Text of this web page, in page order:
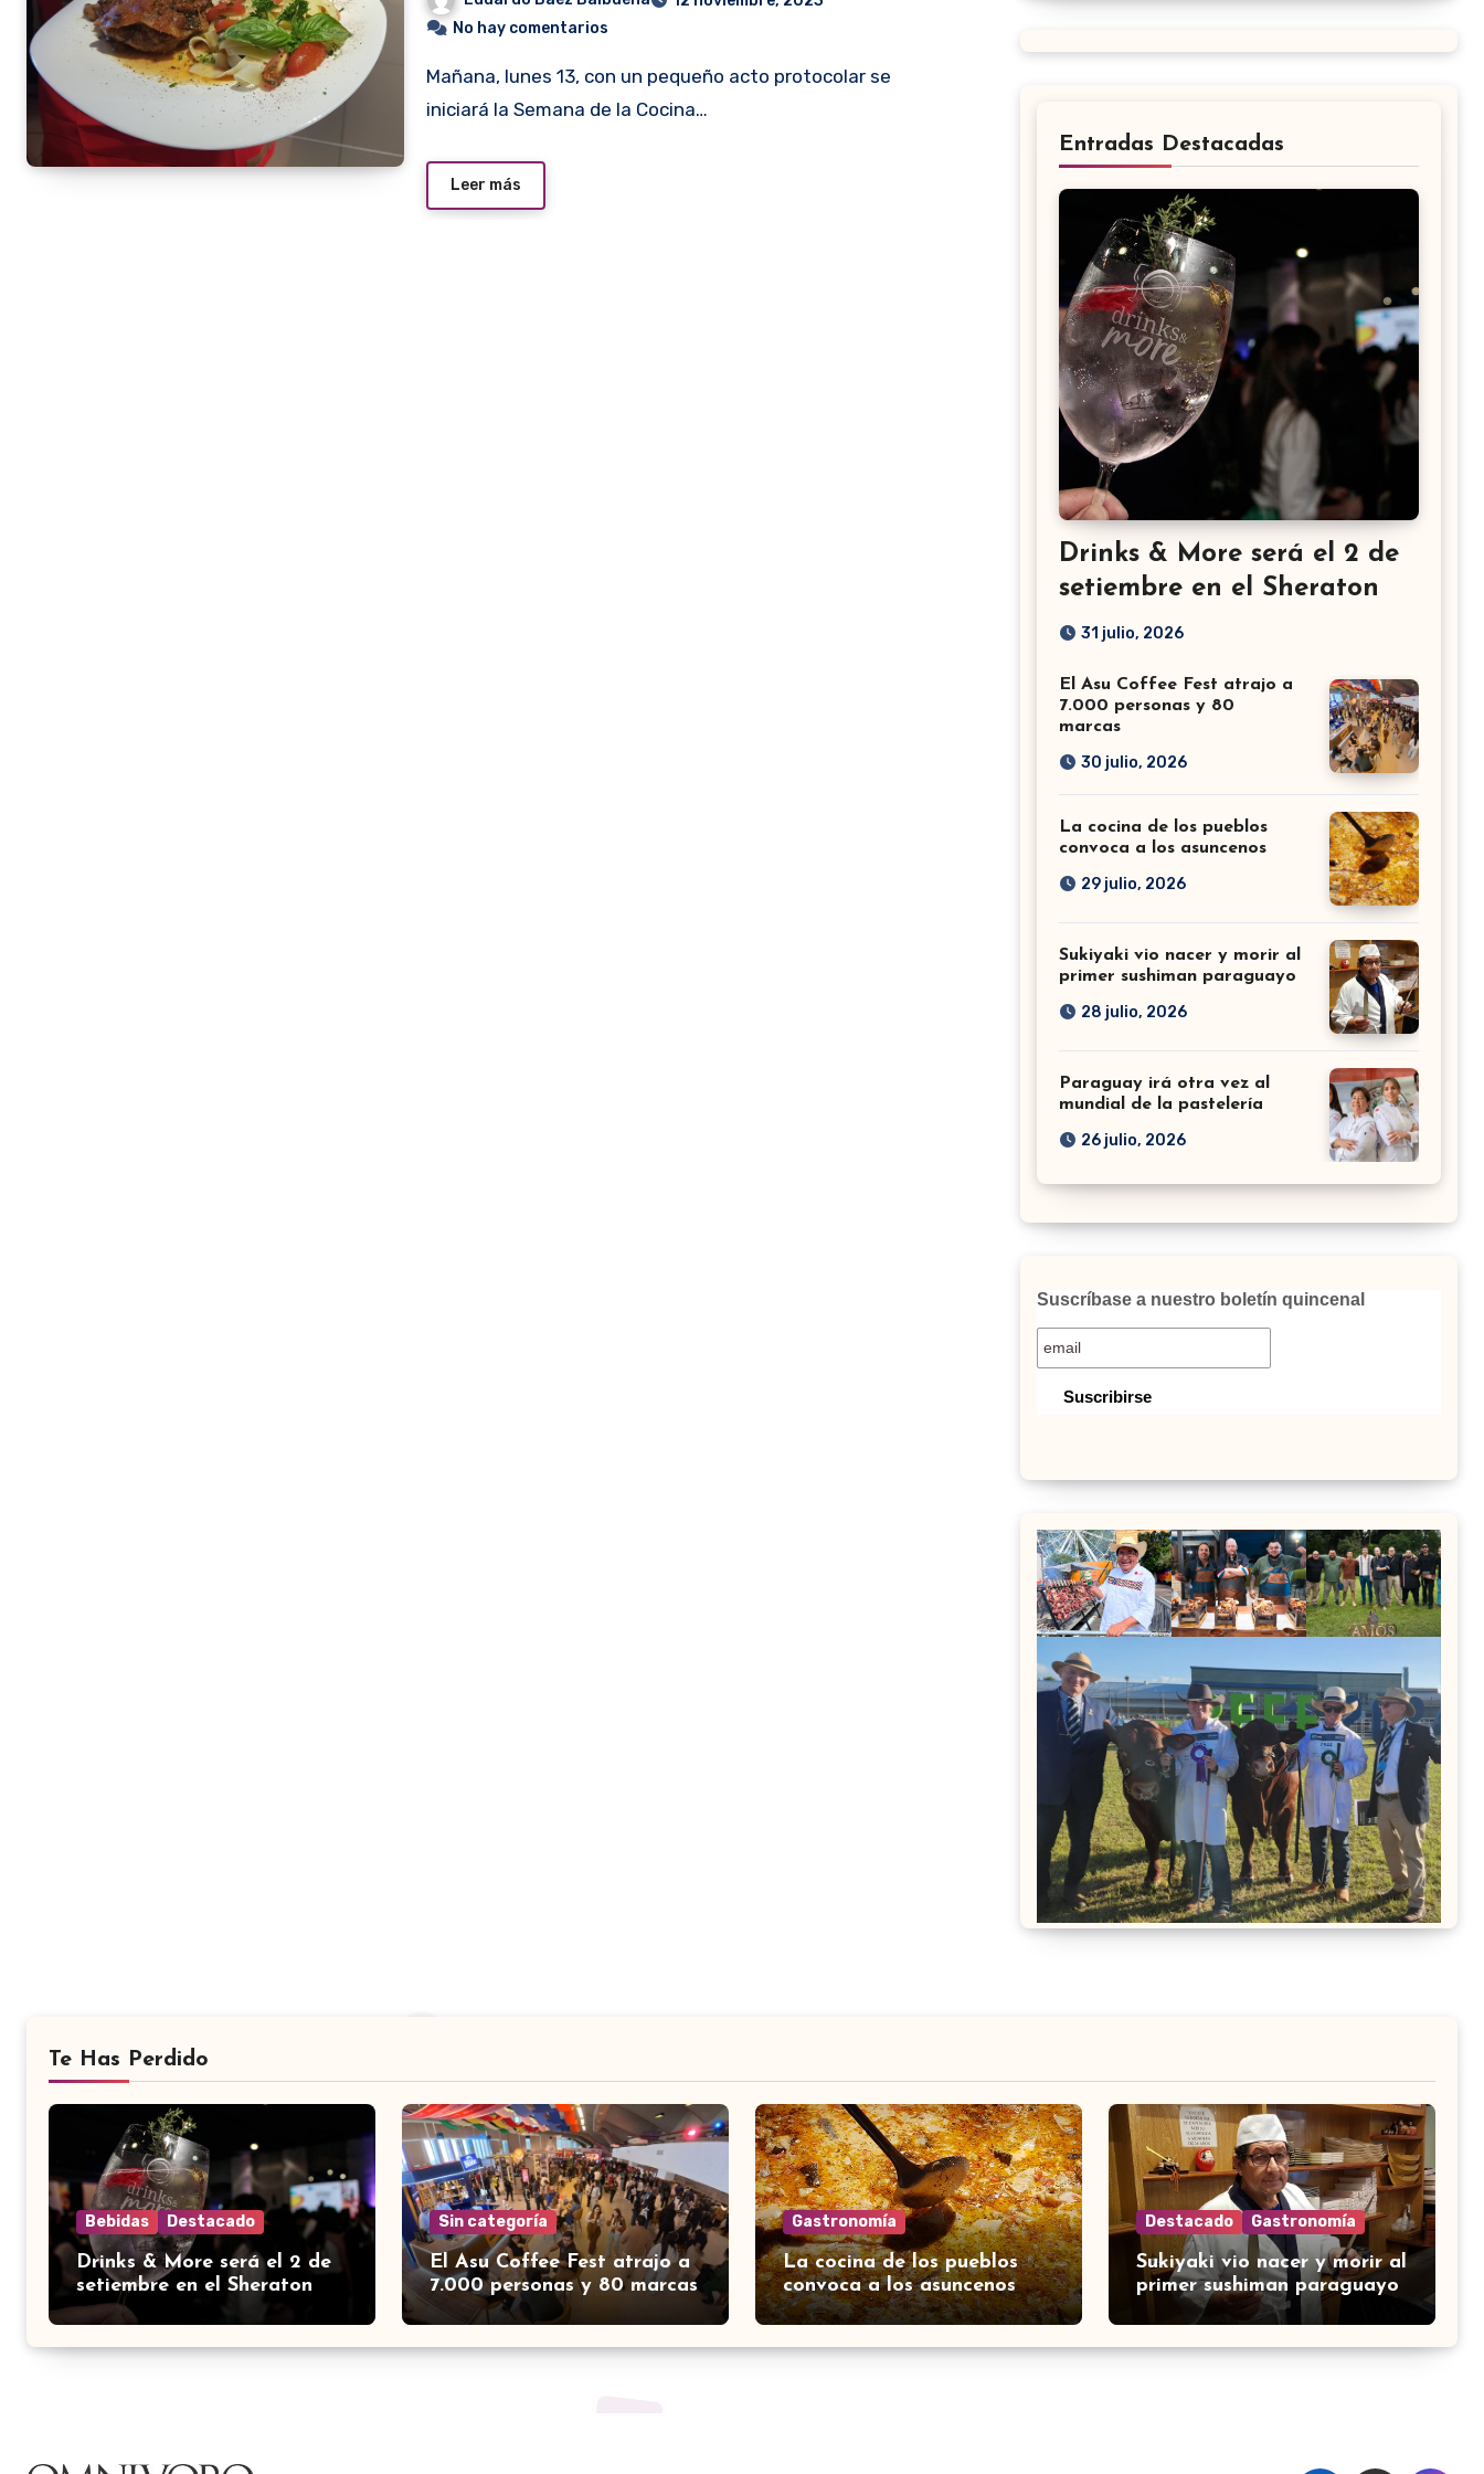
No hay comentarios
Mañana, lunes 13, con un pequeño acto protocolar se
iniciará la Semana de la Cocina…
Leer más
Entradas Destacadas
Drinks & More será el 2 de
setiembre en el Sheraton
31 julio, 2026
El Asu Coffee Fest atrajo a
7.000 personas y 80
marcas
30 julio, 2026
La cocina de los pueblos
convoca a los asuncenos
29 julio, 2026
Sukiyaki vio nacer y morir al
primer sushiman paraguayo
28 julio, 2026
Paraguay irá otra vez al
mundial de la pastelería
26 julio, 2026
Suscríbase a nuestro boletín quincenal
Te Has Perdido
Bebidas Destacado
Drinks & More será el 2 de
setiembre en el Sheraton
Sin categoría
El Asu Coffee Fest atrajo a
7.000 personas y 80 marcas
Gastronomía
La cocina de los pueblos
convoca a los asuncenos
Destacado Gastronomía
Sukiyaki vio nacer y morir al
primer sushiman paraguayo